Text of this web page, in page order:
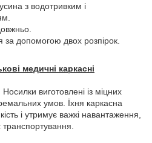
з водотривким і
за допомогою двох розпірок.
медичні каркасні
Носилки виготовлені із міцних
умов. Їхня каркасна
і утримує важкі навантаження,